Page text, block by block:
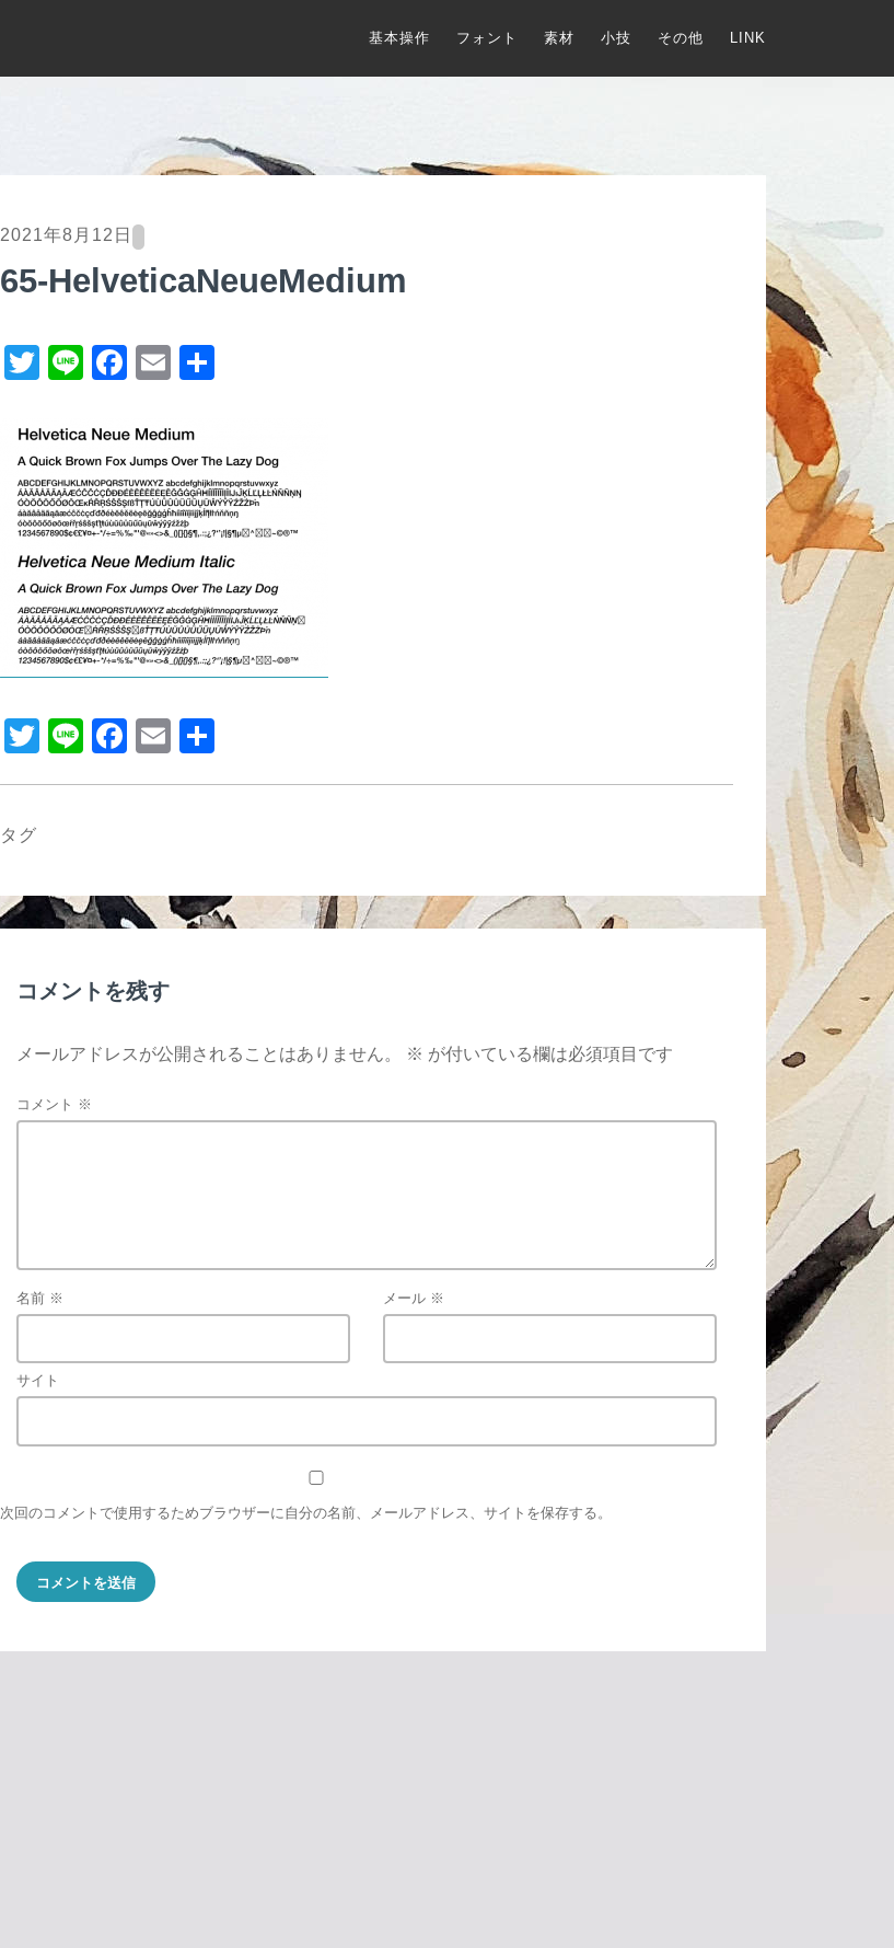
基本操作 フォント 素材 小技 その他 LINK
2021年8月12日
65-HelveticaNeueMedium
T
tt
er
Li
e
F
c
e
b
o
o
k
E
ail
T
Li
F
o
k
E
タグ
コメントを残す
メールアドレスが公開されることはありません。 ※ が付いている欄は必須項目です
コメント ※
名前 ※ メール ※
サイト
次回のコメントで使用するためブラウザーに自分の名前、メールアドレス、サイトを保存する。